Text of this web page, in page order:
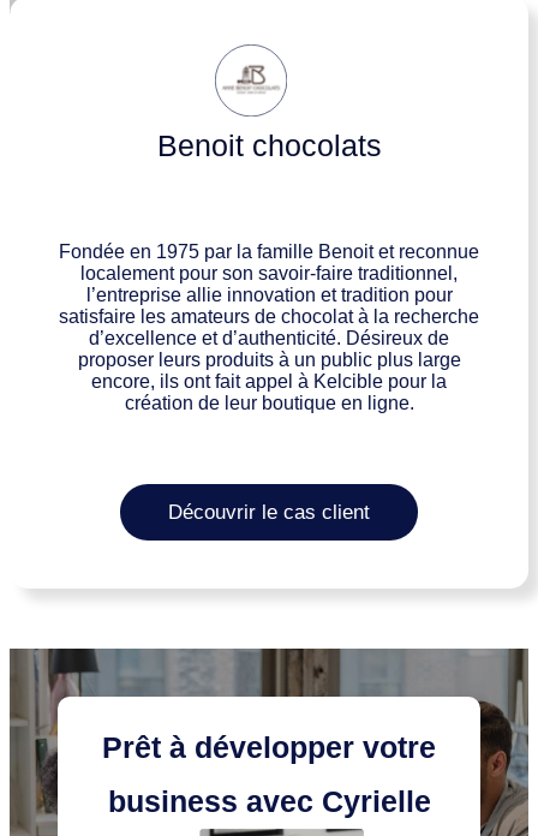
Benoit chocolats
Fondée en 1975 par la famille Benoit et reconnue
localement pour son savoir-faire traditionnel,
l’entreprise allie innovation et tradition pour
satisfaire les amateurs de chocolat à la recherche
d’excellence et d’authenticité. Désireux de
proposer leurs produits à un public plus large
encore, ils ont fait appel à Kelcible pour la
création de leur boutique en ligne.
Découvrir le cas client
Prêt à développer votre
business avec Cyrielle